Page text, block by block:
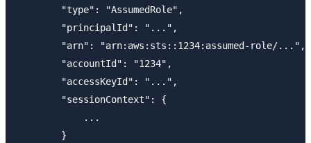
        "type": "AssumedRole",
        "principalId": "...",
        "arn": "arn:aws:sts::1234:assumed-role/...",
        "accountId": "1234",
        "accessKeyId": "...",
        "sessionContext": {
            ...
        }